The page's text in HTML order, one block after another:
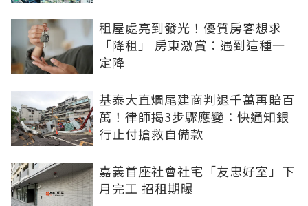
租屋處亮到發光！優質房客想求
「降租」 房東激賞：遇到這種一
定降
基泰大直爛尾建商判退千萬再賠百
萬！律師揭3步驟應變：快通知銀
行止付搶救自備款
嘉義首座社會社宅「友忠好室」下
月完工 招租期曝